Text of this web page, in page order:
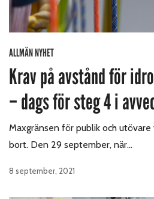
ALLMÄN NYHET
Krav på avstånd för
– dags för steg 4 i
Maxgränsen för publik och
bort. Den 29 september, när…
8 september, 2021